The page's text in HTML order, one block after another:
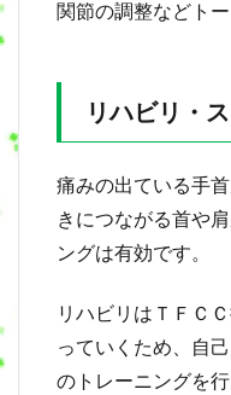
関節の調整などト
リハビリ・
痛みの出ている手
きにつながる首や
ングは有効です。
リハビリはＴＦＣ
っていくため、自
のトレーニングを